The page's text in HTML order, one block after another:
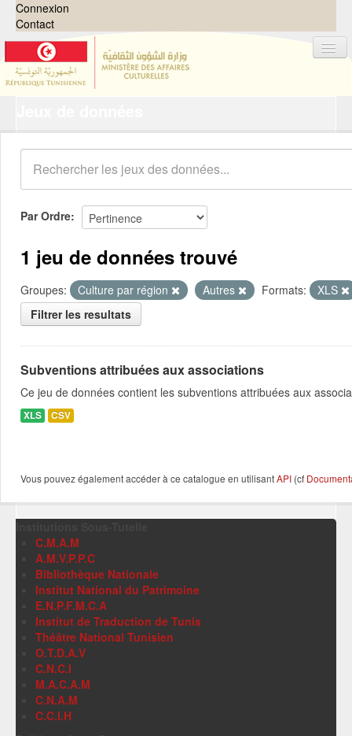
Connexion
Contact
Organisations
Groupes
Demandes 0
À propos
Par Ordre
1 jeu de données trouvé
Groupes: Culture par région Autres Formats:
XLS
Filtrer les resultats
Subventions attribuées aux associations
Ce jeu de données contient les subventions attribuées aux
XLS CSV
Vous pouvez également accéder à ce catalogue en utilisantAPI (cf
C.M.A.M
A.M.V.P.P.C
Bibliothèque Nationale
Institut National du Patrimoine
E.N.P.F.M.C.A
Institut de Traduction de Tunis
Théâtre National Tunisien
O.T.D.A.V
C.N.C.I
M.A.C.A.M
C.N.A.M
C.C.I.H